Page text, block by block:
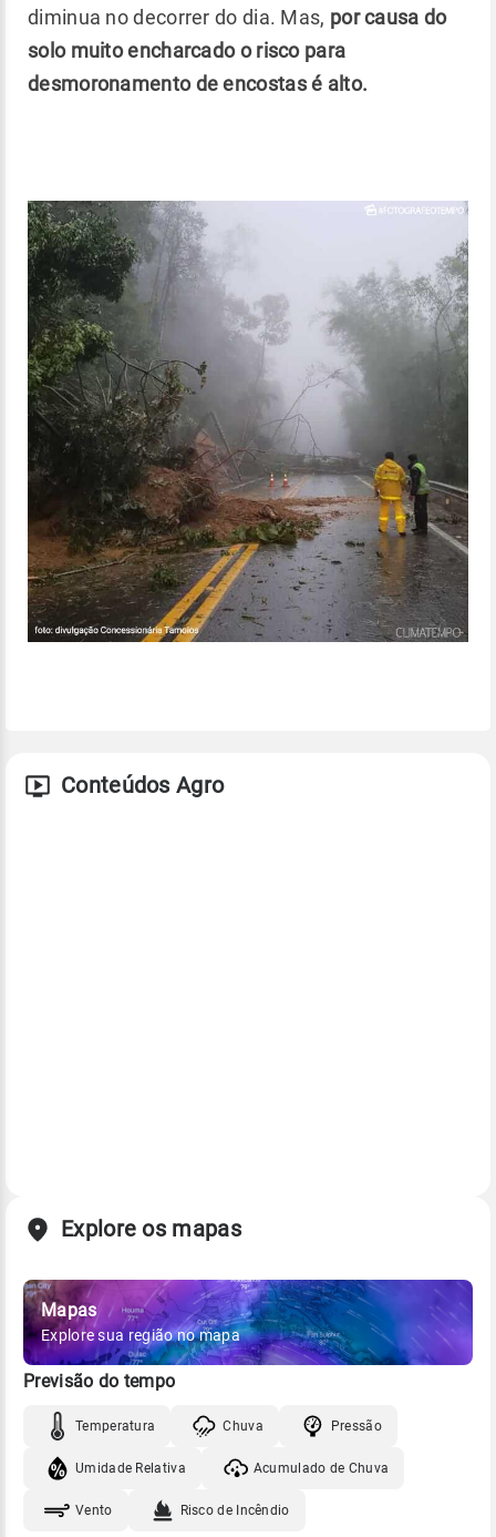
diminua no decorrer do dia. Mas, por causa do
solo muito encharcado o risco para
desmoronamento de encostas é alto.
Conteúdos Agro
Explore os mapas
Mapas
Explore sua região no mapa
Previsão do tempo
Temperatura Chuva Pressão
Umidade Relativa Acumulado de Chuva
Vento Risco de Incêndio